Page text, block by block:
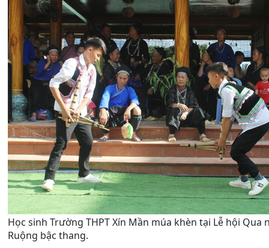
Học sinh Trường THPT Xín Mần múa khèn tại Lễ hội Qua
Ruộng bậc thang.